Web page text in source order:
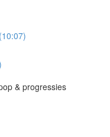
& progressies